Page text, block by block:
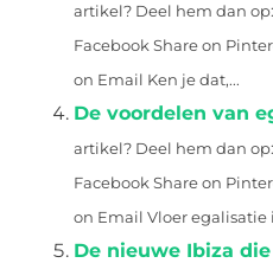
artikel? Deel hem dan
Facebook Share on
on Email Ken je dat,...
De voordelen van
artikel? Deel hem dan
Facebook Share on
on Email Vloer egalisatie
De nieuwe Ibiza